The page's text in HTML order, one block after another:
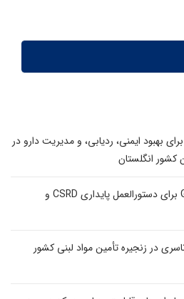
استفاده از استانداردهای GS1 برای بهبود ایمنی، ردیابی، و مدیریت دارو در
انگلستان
استفاده از GS1 Data Source برای دستورالعمل پایداری CSRD و
در زنجیره تأمین مواد لبنی کشور